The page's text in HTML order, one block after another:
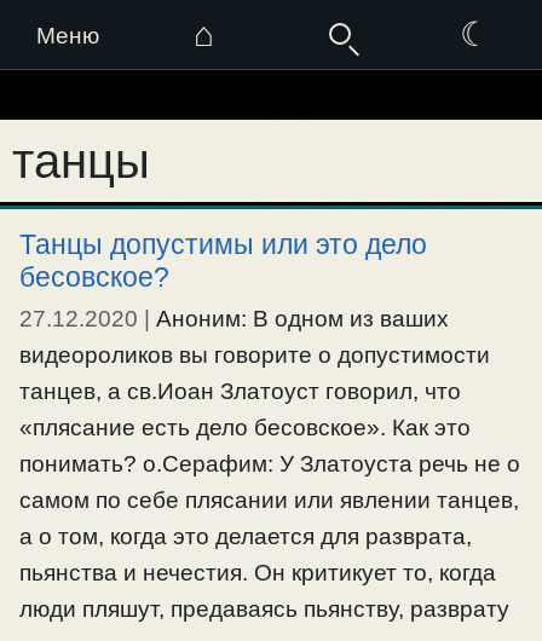
Меню ⌂ ☾
к
содержимому
танцы
Танцы допустимы или это дело
бесовское?
27.12.2020 | Аноним: В одном из ваших
видеороликов вы говорите о допустимости
танцев, а св.Иоан Златоуст говорил, что
«плясание есть дело бесовское». Как это
понимать? о.Серафим: У Златоуста речь не о
самом по себе плясании или явлении танцев,
а о том, когда это делается для разврата,
пьянства и нечестия. Он критикует то, когда
люди пляшут, предаваясь пьянству, разврату